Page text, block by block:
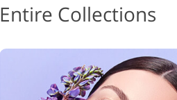
Lightroomin esiasetukset
esiasetukset
Mobiiliasetukset
Entire Collections